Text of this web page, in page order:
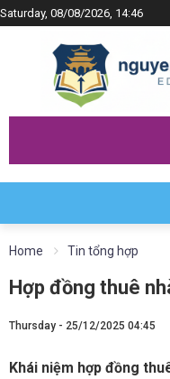
Saturday, 08/08/2026, 14:46
Home Tin tổng hợp
Hợp đồng thuê
Thursday - 25/12/2025 04:45
Khái niệm hợp đồng